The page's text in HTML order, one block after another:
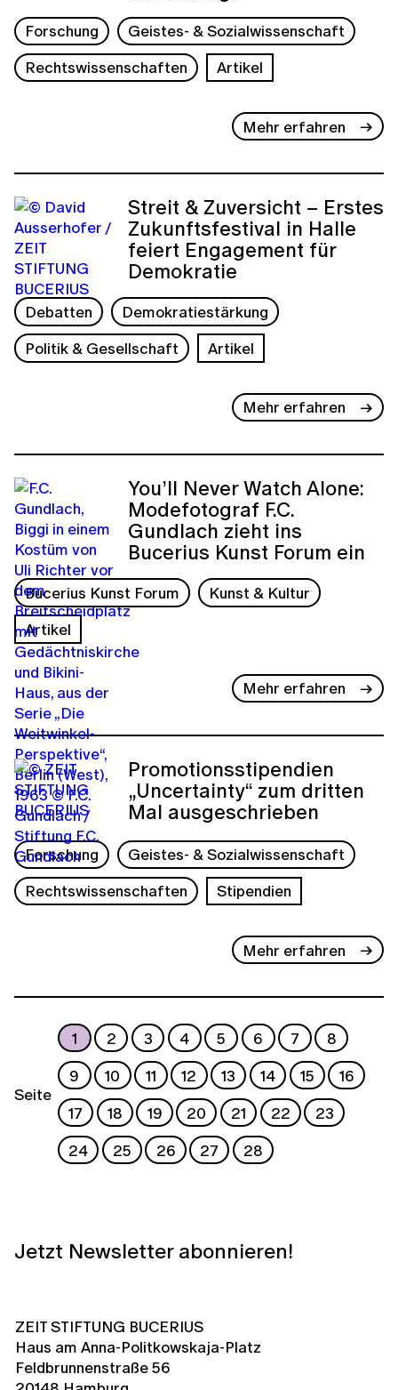
Forschung
Geistes- & Sozialwissenschaft
Rechtswissenschaften
Artikel
Mehr erfahren
Streit & Zuversicht – Erstes
Zukunftsfestival in Halle
feiert Engagement für
Demokratie
Debatten
Demokratiestärkung
Politik & Gesellschaft
Artikel
Mehr erfahren
You’ll Never Watch Alone:
Modefotograf F.C.
Gundlach zieht ins
Bucerius Kunst Forum ein
Bucerius Kunst Forum
Kunst & Kultur
Artikel
Mehr erfahren
Promotionsstipendien
„Uncertainty“ zum dritten
Mal ausgeschrieben
Forschung
Geistes- & Sozialwissenschaft
Rechtswissenschaften
Stipendien
Mehr erfahren
Seite
1 2 3 4 5 6 7
8
9
10 11 12 13 14 15
16
17
18 19 20 21 22
23
24
25 26 27 28
Jetzt Newsletter abonnieren!
ZEIT STIFTUNG BUCERIUS
Haus am Anna-Politkowskaja-Platz
Feldbrunnenstraße 56